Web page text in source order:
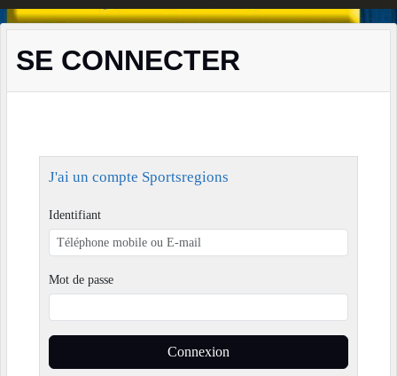
SE CONNECTER
J'ai un compte Sportsregions
Identifiant
Mot de passe
Connexion